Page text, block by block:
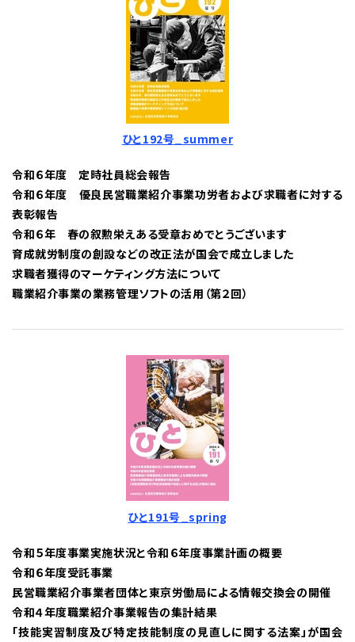
ひと192号_summer
令和６年度 定時社員総会報告
令和６年度 優良民営職業紹介事業功労者および求職者に対する
表彰報告
令和６年 春の叙勲栄えある受章おめでとうございます
育成就労制度の創設などの改正法が国会で成立しました
求職者獲得のマーケティング方法について
職業紹介事業の業務管理ソフトの活用（第２回）
ひと191号_spring
令和５年度事業実施状況と令和６年度事業計画の概要
令和６年度受託事業
民営職業紹介事業者団体と東京労働局による情報交換会の開催
令和４年度職業紹介事業報告の集計結果
「技能実習制度及び特定技能制度の見直しに関する法案」が国会